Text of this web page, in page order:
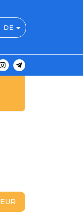
DE
EUR